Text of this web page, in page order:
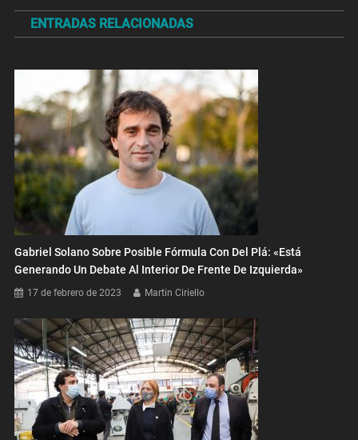
entradas
ENTRADAS RELACIONADAS
Gabriel Solano Sobre Posible Fórmula Con Del Plá: «Está
Generando Un Debate Al Interior De Frente De Izquierda»
17 de febrero de 2023 Martin Ciriello